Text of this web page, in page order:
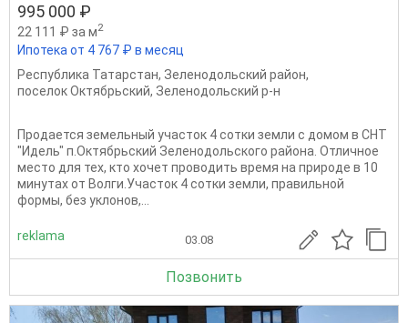
995 000 ₽
22 111 ₽ за м2
Ипотека от 4 767 ₽ в месяц
Республика Татарстан, Зеленодольский район,
поселок Октябрьский, Зеленодольский р-н
Продается земельный участок 4 сотки земли с домом в СНТ
"Идель" п.Октябрьский Зеленодольского района. Отличное
место для тех, кто хочет проводить время на природе в 10
минутах от Волги.Участок 4 сотки земли, правильной
формы, без уклонов,...
reklama 03.08
Позвонить